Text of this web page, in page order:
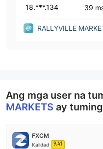
18.***.134 39
RALLYVILLE
Ang mga user na
MARKETS ay
FXCM
Kalidad 9.41